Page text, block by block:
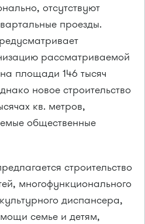
отсутствуют
проезды.
рассматриваемой
площади 146 тысяч
новое строительство
кв. метров,
общественные
строительство
многофункционального
диспансера,
семье и детям,